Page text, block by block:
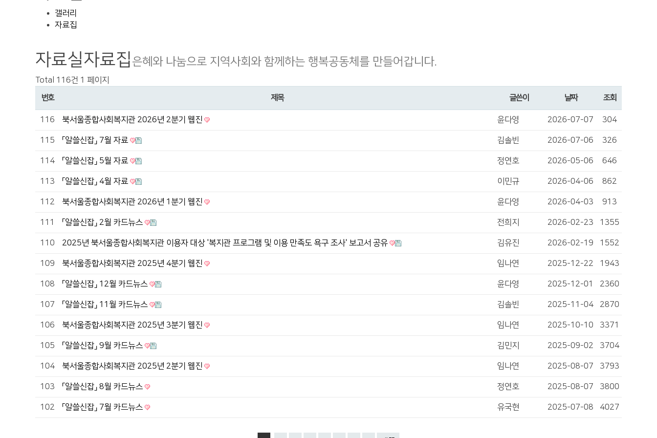
갤러리
자료집
자료실자료집은혜와 나눔으로 지역사회와 함께하는 행복공동체를 만들어갑니다.
Total 116건 1 페이지
번호
제목 글쓴이 날짜 조회
116 북서울종합사회복지관 2026년 2분기 웹진 윤다영 2026-07-07 304
115 「알쓸신잡」 7월 자료 김솔빈 2026-07-06 326
114 「알쓸신잡」 5월 자료 정연호 2026-05-06 646
113 「알쓸신잡」 4월 자료 이민규 2026-04-06 862
112 북서울종합사회복지관 2026년 1분기 웹진 윤다영 2026-04-03 913
111 「알쓸신잡」 2월 카드뉴스 전희지 2026-02-23 1355
110 2025년 북서울종합사회복지관 이용자 대상 '복지관 프로그램 및 이용 만족도 욕구 조사' 보고서 공유 김유진 2026-02-19 1552
109 북서울종합사회복지관 2025년 4분기 웹진 임나연 2025-12-22 1943
108 「알쓸신잡」 12월 카드뉴스 윤다영 2025-12-01 2360
107 「알쓸신잡」 11월 카드뉴스 김솔빈 2025-11-04 2870
106 북서울종합사회복지관 2025년 3분기 웹진 임나연 2025-10-10 3371
105 「알쓸신잡」 9월 카드뉴스 김민지 2025-09-02 3704
104 북서울종합사회복지관 2025년 2분기 웹진 임나연 2025-08-07 3793
103 「알쓸신잡」 8월 카드뉴스 정연호 2025-08-07 3800
102 「알쓸신잡」 7월 카드뉴스 유국현 2025-07-08 4027